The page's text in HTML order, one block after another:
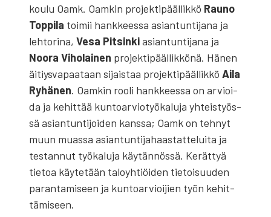
kou­lu Oamk. Oam­kin pro­jek­ti­pääl­lik­kö Rau­no
Top­pi­la toi­mii hank­kees­sa asian­tun­ti­ja­na ja
leh­to­ri­na, Vesa Pit­sin­kiasian­tun­ti­ja­na ja
Noo­ra Viho­lai­nen pro­jek­ti­pääl­lik­kö­nä. Hänen
äitiys­va­paa­taan sijais­taa pro­jek­ti­pääl­lik­kö Aila
Ryhä­nen. Oam­kin roo­li hank­kees­sa on arvioi­
da ja kehit­tää kun­toar­vio­työ­ka­lu­ja yhteis­työs­
sä asian­tun­ti­joi­den kans­sa; Oamk on teh­nyt
muun muas­sa asian­tun­ti­ja­haas­tat­te­lui­ta ja
tes­tan­nut työ­ka­lu­ja käy­tän­nös­sä. Kerät­tyä
tie­toa käy­te­tään talo­yh­tiöi­den tie­toi­suu­den
paran­ta­mi­seen ja kun­toar­vioi­jien työn kehit­
tä­mi­seen.